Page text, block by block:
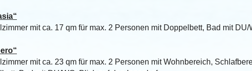
mit ca. 17 qm für max. 2 Personen mit Doppelbett, Bad mit DU/
mit ca. 23 qm für max. 2 Personen mit Wohnbereich,